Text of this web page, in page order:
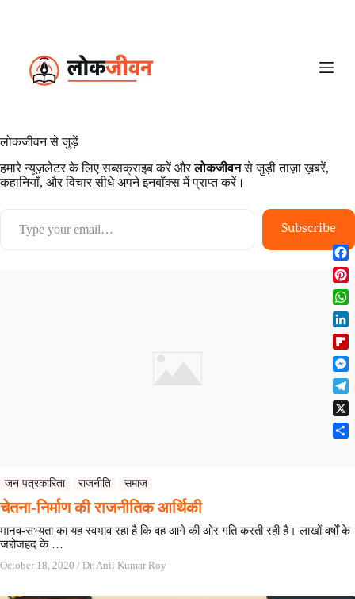
t
e
n
t
लोकजीवन से जुड़ें
हमारे न्यूज़लेटर के लिए सब्सक्राइब करें औरलोकजीवनसे जुड़ी ताज़ा ख़बरें,
कहानियाँ, और विचार सीधे अपने इनबॉक्स में प्राप्त करें।
Subscribe
जन पत्रकारिता राजनीति समाज
चेतना-निर्माण की राजनीतिक आर्थिकी
मानव-सभ्यता का यह स्वभाव रहा है कि वह आगे की ओर गति करती रही है। लाखों वर्षों के
जद्दोजहद के …
October 18, 2020 / Dr. Anil Kumar Roy
F
a
c
e
b
o
o
k
P
i
n
t
e
r
e
s
t
W
h
a
t
s
A
p
p
L
i
n
k
e
d
I
F
l
i
p
b
o
M
e
s
s
e
T
e
l
X